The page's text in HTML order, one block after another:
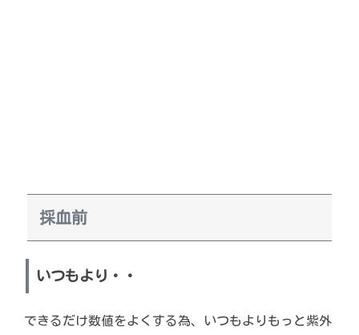
採血前
いつもより・・
できるだけ数値をよくする為、いつもよりもっと紫外